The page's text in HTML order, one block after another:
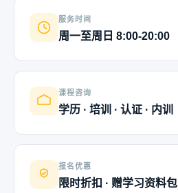
服务时间
周一至周日 8:00-20:00
课程咨询
学历 · 培训 · 认证 · 内训
报名优惠
限时折扣 · 赠学习资料包